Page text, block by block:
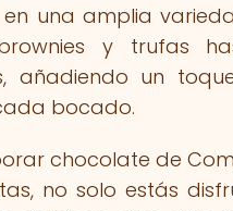
en una amplia
y trufas
añadiendo un
bocado.
chocolate de
no solo estás